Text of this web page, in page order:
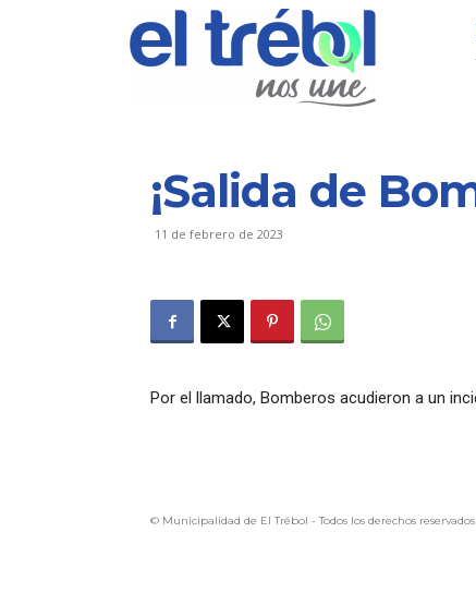
¡Salida de
11 de febrero de 2023
Por el llamado, Bomberos acudieron a un
© Municipalidad de El Trébol - Todos los derechos reservados